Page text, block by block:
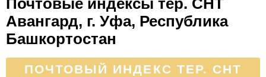
Почтовые индексы тер. СНТ
Авангард, г. Уфа, Республика
Башкортостан
ПОЧТОВЫЙ ИНДЕКС ТЕР. СНТ